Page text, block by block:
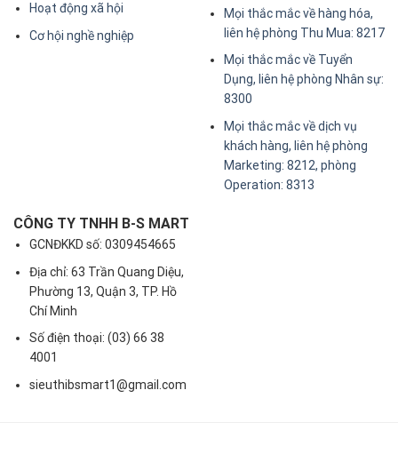
Hoạt động xã hội
Cơ hội nghề nghiệp
Mọi thắc mắc về hàng hóa,
liên hệ phòng Thu Mua: 8217
Mọi thắc mắc về Tuyển
Dụng, liên hệ phòng Nhân sự:
8300
Mọi thắc mắc về dịch vụ
khách hàng, liên hệ phòng
Marketing: 8212, phòng
Operation: 8313
CÔNG TY TNHH B-S MART
GCNĐKKD số: 0309454665
Địa chỉ: 63 Trần Quang Diệu,
Phường 13, Quận 3, TP. Hồ
Chí Minh
Số điện thoại: (03) 66 38
4001
sieuthibsmart1@gmail.com